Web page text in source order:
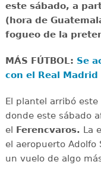
este sábado, a
(hora de
fogueo de la
MÁS FÚTBOL: Se
con el Real Madrid
El plantel arribó
donde este sábado
el Ferencvaros. La
el aeropuerto Adolfo
un vuelo de algo